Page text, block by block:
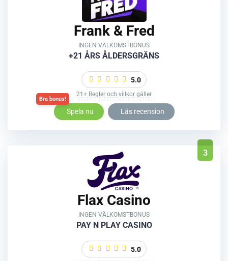
Frank & Fred
INGEN VÄLKOMSTBONUS
+21 ÅRS ÅLDERSGRÄNS
5.0
21+ Regler och villkor gäller
Spela nu Läs recension
3
Flax Casino
INGEN VÄLKOMSTBONUS
PAY N PLAY CASINO
5.0